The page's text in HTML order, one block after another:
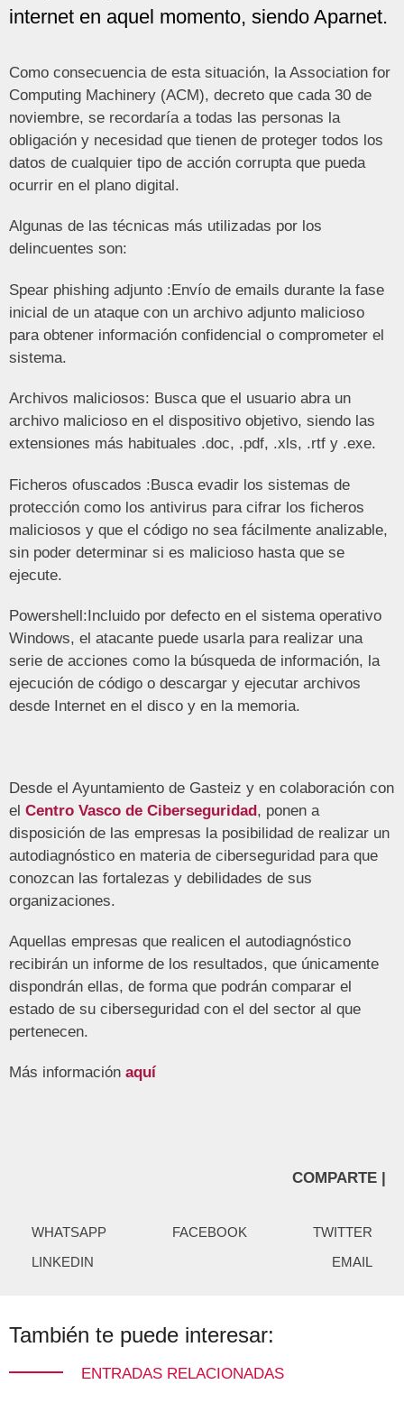
internet en aquel momento, siendo Aparnet.
Como consecuencia de esta situación, la Association for
Computing Machinery (ACM), decreto que cada 30 de
noviembre, se recordaría a todas las personas la
obligación y necesidad que tienen de proteger todos los
datos de cualquier tipo de acción corrupta que pueda
ocurrir en el plano digital.
Algunas de las técnicas más utilizadas por los
delincuentes son:
Spear phishing adjunto :Envío de emails durante la fase
inicial de un ataque con un archivo adjunto malicioso
para obtener información confidencial o comprometer el
sistema.
Archivos maliciosos: Busca que el usuario abra un
archivo malicioso en el dispositivo objetivo, siendo las
extensiones más habituales .doc, .pdf, .xls, .rtf y .exe.
Ficheros ofuscados :Busca evadir los sistemas de
protección como los antivirus para cifrar los ficheros
maliciosos y que el código no sea fácilmente analizable,
sin poder determinar si es malicioso hasta que se
ejecute.
Powershell:Incluido por defecto en el sistema operativo
Windows, el atacante puede usarla para realizar una
serie de acciones como la búsqueda de información, la
ejecución de código o descargar y ejecutar archivos
desde Internet en el disco y en la memoria.
Desde el Ayuntamiento de Gasteiz y en colaboración con
el Centro Vasco de Ciberseguridad, ponen a
disposición de las empresas la posibilidad de realizar un
autodiagnóstico en materia de ciberseguridad para que
conozcan las fortalezas y debilidades de sus
organizaciones.
Aquellas empresas que realicen el autodiagnóstico
recibirán un informe de los resultados, que únicamente
dispondrán ellas, de forma que podrán comparar el
estado de su ciberseguridad con el del sector al que
pertenecen.
Más información aquí
COMPARTE |
WHATSAPP FACEBOOK
TWITTER
LINKEDIN
EMAIL
También te puede interesar:
ENTRADAS RELACIONADAS